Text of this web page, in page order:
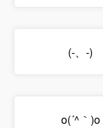
(-、-)
o(´^｀)o